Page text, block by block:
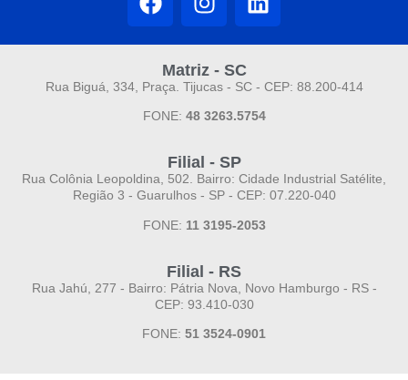
Matriz - SC
Rua Biguá, 334, Praça. Tijucas - SC - CEP: 88.200-414
FONE: 48 3263.5754
Filial - SP
Rua Colônia Leopoldina, 502. Bairro: Cidade Industrial Satélite,
Região 3 - Guarulhos - SP - CEP: 07.220-040
FONE: 11 3195-2053
Filial - RS
Rua Jahú, 277 - Bairro: Pátria Nova, Novo Hamburgo - RS -
CEP: 93.410-030
FONE: 51 3524-0901